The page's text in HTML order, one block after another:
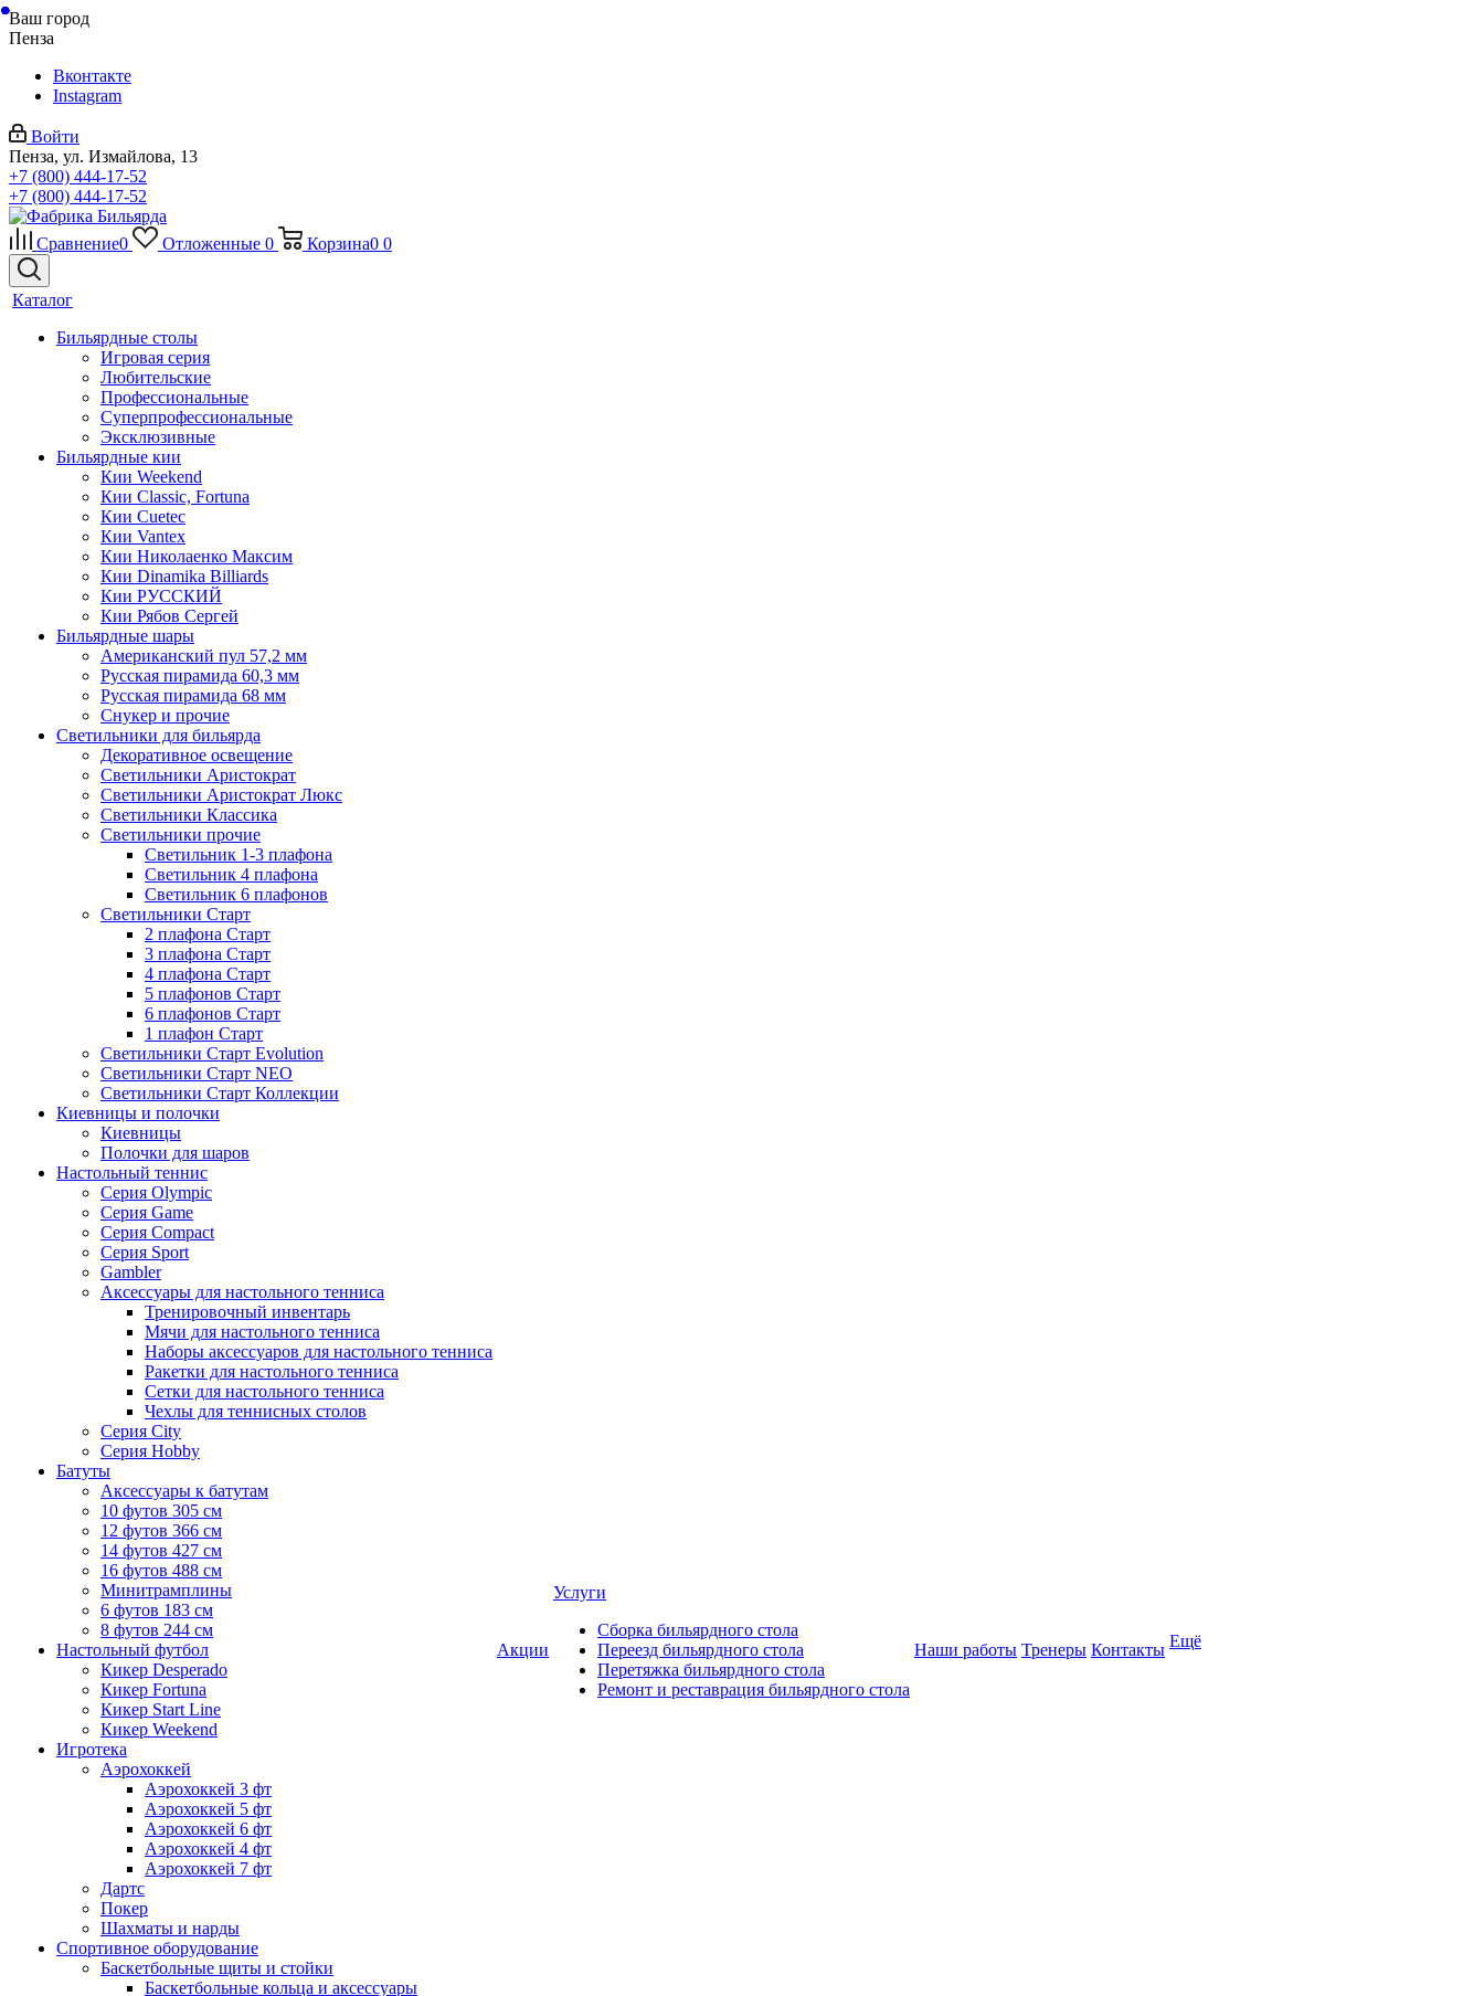
Ваш город
Пенза
Вконтакте
Instagram
Войти
Пенза, ул. Измайлова, 13
+7 (800) 444-17-52
+7 (800) 444-17-52
Сравнение0 Отложенные 0 Корзина0 0
Каталог
Бильярдные столы
Игровая серия
Любительские
Профессиональные
Суперпрофессиональные
Эксклюзивные
Бильярдные кии
Кии Weekend
Кии Classic, Fortuna
Кии Cuetec
Кии Vantex
Кии Николаенко Максим
Кии Dinamika Billiards
Кии РУССКИЙ
Кии Рябов Сергей
Бильярдные шары
Американский пул 57,2 мм
Русская пирамида 60,3 мм
Русская пирамида 68 мм
Снукер и прочие
Светильники для бильярда
Декоративное освещение
Светильники Аристократ
Светильники Аристократ Люкс
Светильники Классика
Светильники прочие
Светильник 1-3 плафона
Светильник 4 плафона
Светильник 6 плафонов
Светильники Старт
2 плафона Старт
3 плафона Старт
4 плафона Старт
5 плафонов Старт
6 плафонов Старт
1 плафон Старт
Светильники Старт Evolution
Светильники Старт NEO
Светильники Старт Коллекции
Киевницы и полочки
Киевницы
Полочки для шаров
Настольный теннис
Серия Olympic
Серия Game
Серия Compact
Серия Sport
Gambler
Аксессуары для настольного тенниса
Тренировочный инвентарь
Мячи для настольного тенниса
Наборы аксессуаров для настольного тенниса
Ракетки для настольного тенниса
Сетки для настольного тенниса
Чехлы для теннисных столов
Серия City
Серия Hobby
Батуты
Аксессуары к батутам
10 футов 305 см
12 футов 366 см
14 футов 427 см
16 футов 488 см
Минитрамплины
6 футов 183 см
8 футов 244 см
Настольный футбол
Кикер Desperado
Кикер Fortuna
Кикер Start Line
Кикер Weekend
Игротека
Аэрохоккей
Аэрохоккей 3 фт
Аэрохоккей 5 фт
Аэрохоккей 6 фт
Аэрохоккей 4 фт
Аэрохоккей 7 фт
Дартс
Покер
Шахматы и нарды
Спортивное оборудование
Баскетбольные щиты и стойки
Баскетбольные кольца и аксессуары
Акции
Услуги
Сборка бильярдного стола
Переезд бильярдного стола
Перетяжка бильярдного стола
Ремонт и реставрация бильярдного стола
Наши работы Тренеры Контакты Ещё